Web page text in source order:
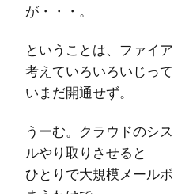
が・・・。
ということは、ファイ
考えていろいろいじっ
いまだ開通せず。
うーむ。クラウドのシ
ルやり取りさせると
ひとりで大規模メール